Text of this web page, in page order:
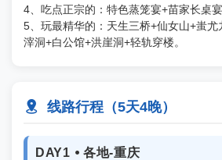
4、吃点正宗的：特色蒸笼宴+苗家长桌
5、玩最精华的：天生三桥+仙女山+蚩
滓洞+白公馆+洪崖洞+轻轨穿楼。
 线路行程（5天4晚）
DAY1 ⦁ 各地-重庆